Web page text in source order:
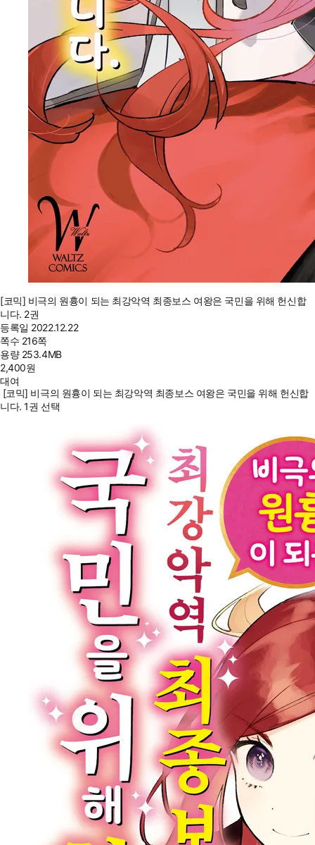
[코믹] 비극의 원흉이 되는 최강악역 최종보스 여왕은 국민을 위해 헌신합
니다. 2권
등록일 2022.12.22
쪽수 216쪽
용량 253.4MB
2,400원
대여
[코믹] 비극의 원흉이 되는 최강악역 최종보스 여왕은 국민을 위해 헌신합
니다. 1권 선택